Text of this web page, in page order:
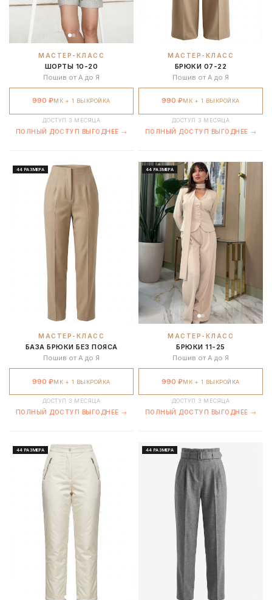
МАСТЕР-КЛАСС
ШОРТЫ 10-20
Пошив от А до Я
990 ₽МК + 1 ВЫКРОЙКА
ДОСТУП 3 МЕСЯЦА
ПОЛНЫЙ ДОСТУП ВЫГОДНЕЕ →
МАСТЕР-КЛАСС
БРЮКИ 07-22
Пошив от А до Я
990 ₽МК + 1 ВЫКРОЙКА
ДОСТУП 3 МЕСЯЦА
ПОЛНЫЙ ДОСТУП ВЫГОДНЕЕ →
44 РАЗМЕРА
МАСТЕР-КЛАСС
БАЗА БРЮКИ БЕЗ ПОЯСА
Пошив от А до Я
990 ₽МК + 1 ВЫКРОЙКА
ДОСТУП 3 МЕСЯЦА
ПОЛНЫЙ ДОСТУП ВЫГОДНЕЕ →
44 РАЗМЕРА
МАСТЕР-КЛАСС
БРЮКИ 11-25
Пошив от А до Я
990 ₽МК + 1 ВЫКРОЙКА
ДОСТУП 3 МЕСЯЦА
ПОЛНЫЙ ДОСТУП ВЫГОДНЕЕ →
44 РАЗМЕРА 44 РАЗМЕРА